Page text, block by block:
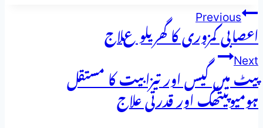
پوسٹوں
کی
نیویگیشن
Previous
اعصابی کمزوری کا گھریلو علاج
Next
پیٹ میں گیس اور تیزابیت کا مستقل
ہومیوپیتھک اور قدرتی علاج